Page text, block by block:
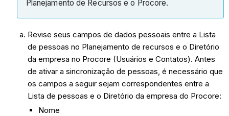
Planejamento de Recursos e o Procore.
Revise seus campos de dados pessoais entre a Lista
de pessoas no Planejamento de recursos e o Diretório
da empresa no Procore (Usuários e Contatos). Antes
de ativar a sincronização de pessoas, é necessário que
os campos a seguir sejam correspondentes entre a
Lista de pessoas e o Diretório da empresa do Procore:
Nome